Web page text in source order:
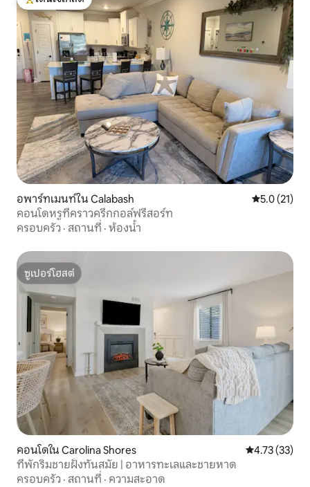
โดนใจเกสต์ที่สุด
อพาร์ทเมนท์ใน Calabash คะแนนเฉลี่ย
5.0 (21)
คอนโดหรูที่คราวครีกกอล์ฟรีสอร์ท
ครอบครัว · สถานที่ · ห้องน้ำ
ซูเปอร์โฮสต์
ซูเปอร์โฮสต์
คอนโดใน Carolina Shores คะแนนเฉลี่ย
4.73 (33)
ที่พักริมชายฝั่งทันสมัย | อาหารทะเลและชายหาด
ครอบครัว · สถานที่ · ความสะอาด